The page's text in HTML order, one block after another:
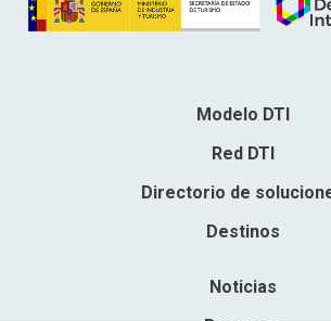
Modelo DTI
Red DTI
Directorio de
Destinos
Noticias